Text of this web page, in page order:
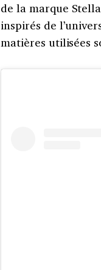
de la marque
inspirés de
matières utilisées